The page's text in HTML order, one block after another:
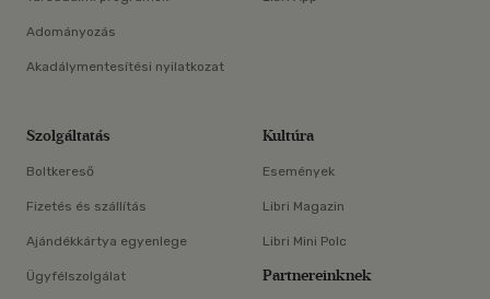
Adományozás
Akadálymentesítési nyilatkozat
Szolgáltatás
Boltkereső
Fizetés és szállítás
Ajándékkártya egyenlege
Ügyfélszolgálat
Kultúra
Események
Libri Magazin
Libri Mini Polc
Partnereinknek